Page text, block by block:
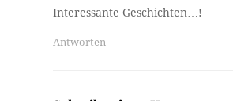
Interessante Geschichten…!
Antworten